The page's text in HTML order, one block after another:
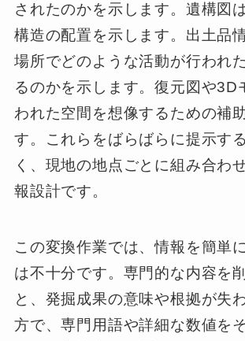
されたのかを示します。遺構図
構造の配置を示します。出土品
場所でどのような活動が行われ
るのかを示します。復元図や3D
われた空間を想像するための補
す。これらをばらばらに提示す
く、現地の地点ごとに組み合わ
報設計です。
この変換作業では、情報を簡単
は不十分です。専門的な内容を
と、発掘成果の意味や根拠が失
方で、専門用語や詳細な数値を